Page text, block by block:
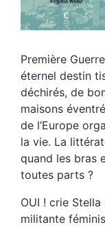
Première
éternel destin
déchirés, de
maisons
de l’Europe
la vie. La
quand les bras
toutes parts ?
OUI ! crie
militante